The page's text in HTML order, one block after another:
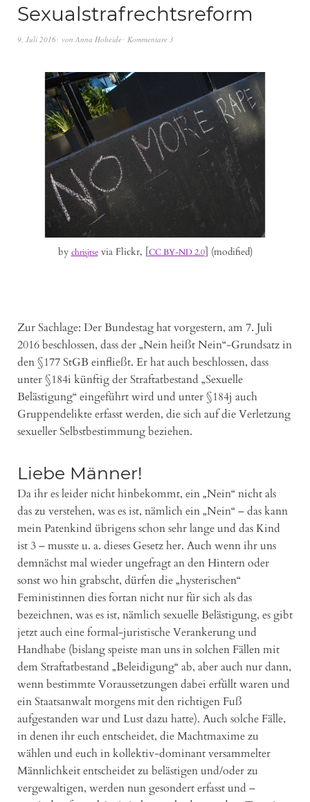
Sexualstrafrechtsreform
9. Juli 2016 von Anna Hoheide Kommentare 3
by chrisjtsevia Flickr, [CC BY-ND 2.0] (modified)
Zur Sachlage: Der Bundestag hat vorgestern, am 7. Juli
2016 beschlossen, dass der „Nein heißt Nein“-Grundsatz in
den §177 StGB einfließt. Er hat auch beschlossen, dass
unter §184i künftig der Straftatbestand „Sexuelle
Belästigung“ eingeführt wird und unter §184j auch
Gruppendelikte erfasst werden, die sich auf die Verletzung
sexueller Selbstbestimmung beziehen.
Liebe Männer!
Da ihr es leider nicht hinbekommt, ein „Nein“ nicht als
das zu verstehen, was es ist, nämlich ein „Nein“ – das kann
mein Patenkind übrigens schon sehr lange und das Kind
ist 3 – musste u. a. dieses Gesetz her. Auch wenn ihr uns
demnächst mal wieder ungefragt an den Hintern oder
sonst wo hin grabscht, dürfen die „hysterischen“
Feministinnen dies fortan nicht nur für sich als das
bezeichnen, was es ist, nämlich sexuelle Belästigung, es gibt
jetzt auch eine formal-juristische Verankerung und
Handhabe (bislang speiste man uns in solchen Fällen mit
dem Straftatbestand „Beleidigung“ ab, aber auch nur dann,
wenn bestimmte Voraussetzungen dabei erfüllt waren und
ein Staatsanwalt morgens mit den richtigen Fuß
aufgestanden war und Lust dazu hatte). Auch solche Fälle,
in denen ihr euch entscheidet, die Machtmaxime zu
wählen und euch in kollektiv-dominant versammelter
Männlichkeit entscheidet zu belästigen und/oder zu
vergewaltigen, werden nun gesondert erfasst und –